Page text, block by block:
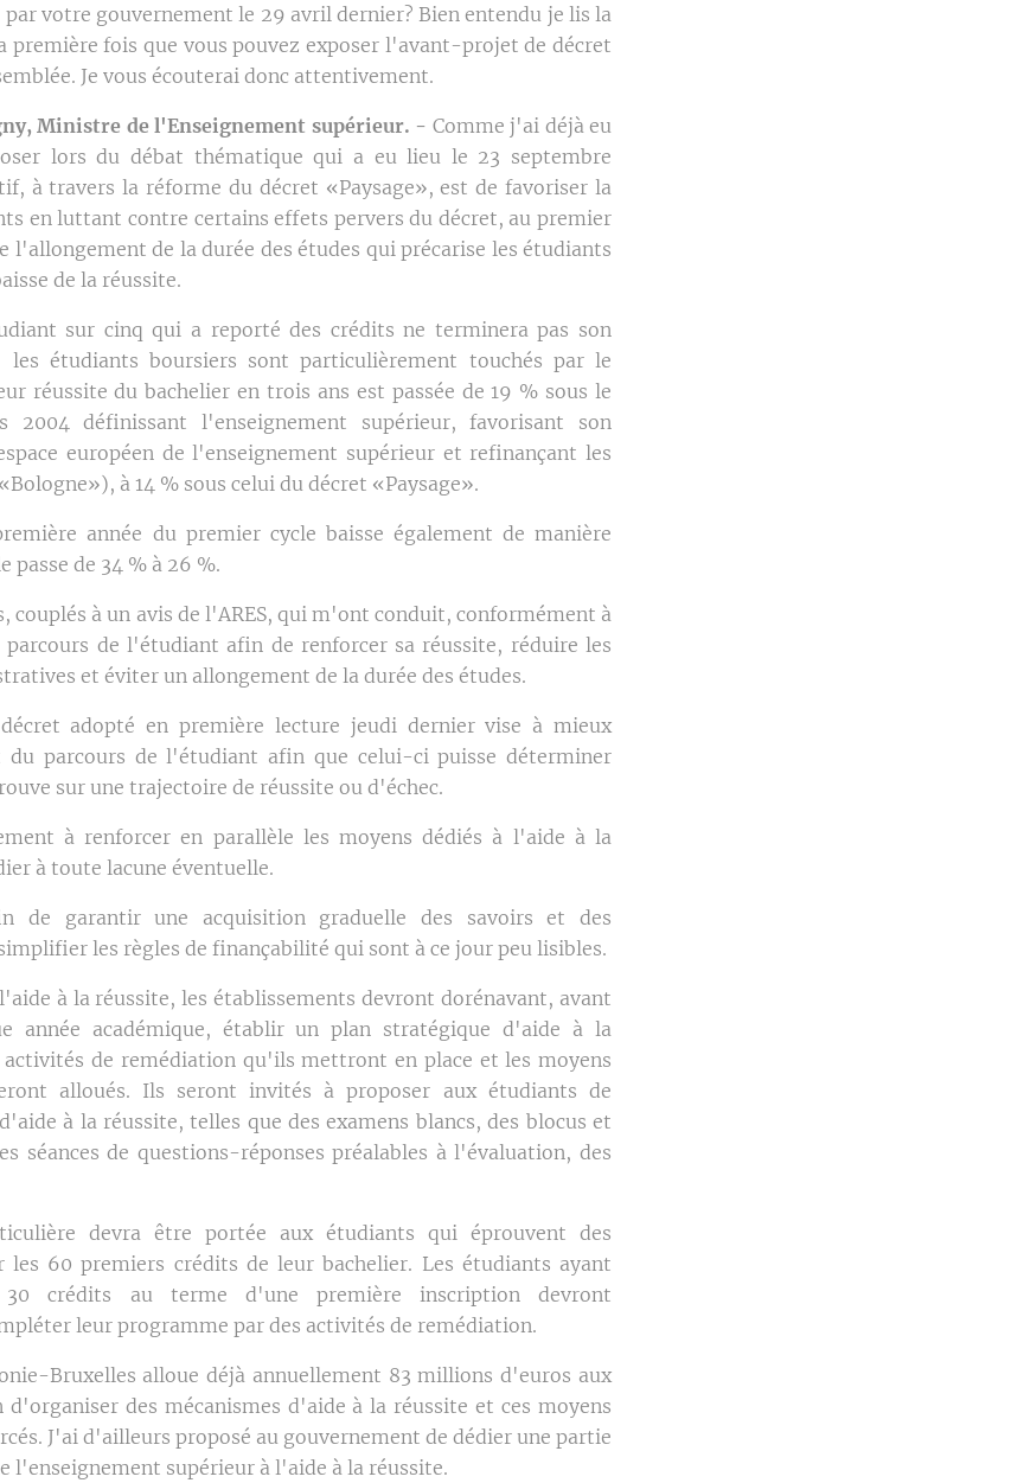
votre gouvernement le 29 avril dernier? Bien entendu je lis la
première fois que vous pouvez exposer l'avant-projet de décret
Je vous écouterai donc attentivement.
Ministre de l'Enseignement supérieur. - Comme j'ai déjà eu
lors du débat thématique qui a eu lieu le 23 septembre
à travers la réforme du décret «Paysage», est de favoriser la
en luttant contre certains effets pervers du décret, au premier
l'allongement de la durée des études qui précarise les étudiants
de la réussite.
sur cinq qui a reporté des crédits ne terminera pas son
les étudiants boursiers sont particulièrement touchés par le
réussite du bachelier en trois ans est passée de 19 % sous le
2004 définissant l'enseignement supérieur, favorisant son
européen de l'enseignement supérieur et refinançant les
à 14 % sous celui du décret «Paysage».
année du premier cycle baisse également de manière
passe de 34 % à 26 %.
couplés à un avis de l'ARES, qui m'ont conduit, conformément à
parcours de l'étudiant afin de renforcer sa réussite, réduire les
et éviter un allongement de la durée des études.
adopté en première lecture jeudi dernier vise à mieux
du parcours de l'étudiant afin que celui-ci puisse déterminer
sur une trajectoire de réussite ou d'échec.
à renforcer en parallèle les moyens dédiés à l'aide à la
à toute lacune éventuelle.
de garantir une acquisition graduelle des savoirs et des
les règles de finançabilité qui sont à ce jour peu lisibles.
à la réussite, les établissements devront dorénavant, avant
année académique, établir un plan stratégique d'aide à la
de remédiation qu'ils mettront en place et les moyens
alloués. Ils seront invités à proposer aux étudiants de
à la réussite, telles que des examens blancs, des blocus et
séances de questions-réponses préalables à l'évaluation, des
devra être portée aux étudiants qui éprouvent des
les 60 premiers crédits de leur bachelier. Les étudiants ayant
crédits au terme d'une première inscription devront
leur programme par des activités de remédiation.
Bruxelles alloue déjà annuellement 83 millions d'euros aux
des mécanismes d'aide à la réussite et ces moyens
J'ai d'ailleurs proposé au gouvernement de dédier une partie
l'enseignement supérieur à l'aide à la réussite.